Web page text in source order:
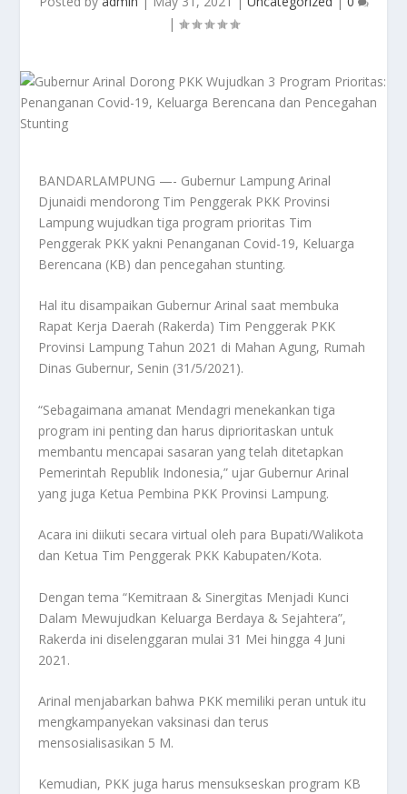
|
BANDARLAMPUNG —- Gubernur Lampung Arinal
Djunaidi mendorong Tim Penggerak PKK Provinsi
Lampung wujudkan tiga program prioritas Tim
Penggerak PKK yakni Penanganan Covid-19, Keluarga
Berencana (KB) dan pencegahan stunting.
Hal itu disampaikan Gubernur Arinal saat membuka
Rapat Kerja Daerah (Rakerda) Tim Penggerak PKK
Provinsi Lampung Tahun 2021 di Mahan Agung, Rumah
Dinas Gubernur, Senin (31/5/2021).
“Sebagaimana amanat Mendagri menekankan tiga
program ini penting dan harus diprioritaskan untuk
membantu mencapai sasaran yang telah ditetapkan
Pemerintah Republik Indonesia,” ujar Gubernur Arinal
yang juga Ketua Pembina PKK Provinsi Lampung.
Acara ini diikuti secara virtual oleh para Bupati/Walikota
dan Ketua Tim Penggerak PKK Kabupaten/Kota.
Dengan tema “Kemitraan & Sinergitas Menjadi Kunci
Dalam Mewujudkan Keluarga Berdaya & Sejahtera”,
Rakerda ini diselenggaran mulai 31 Mei hingga 4 Juni
2021.
Arinal menjabarkan bahwa PKK memiliki peran untuk itu
mengkampanyekan vaksinasi dan terus
mensosialisasikan 5 M.
Kemudian, PKK juga harus mensukseskan program KB